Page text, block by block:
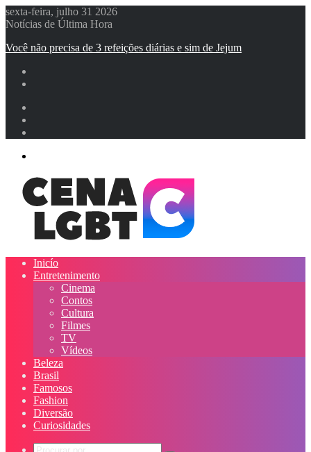
sexta-feira, julho 31 2026
Notícias de Última Hora
Você não precisa de 3 refeições diárias e sim de Jejum
Inicío
Entretenimento
Cinema
Contos
Cultura
Filmes
TV
Vídeos
Beleza
Brasil
Famosos
Fashion
Diversão
Curiosidades